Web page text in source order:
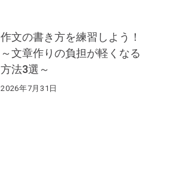
作文の書き方を練習しよう！
～文章作りの負担が軽くなる
方法3選～
2026年7月31日